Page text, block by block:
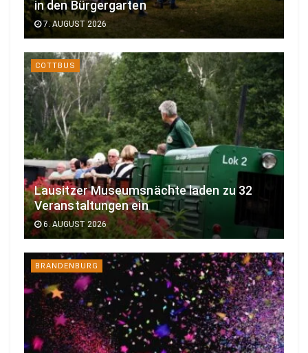
in den Bürgergarten
7. AUGUST 2026
COTTBUS
Lausitzer Museumsnächte laden zu 32
Veranstaltungen ein
6. AUGUST 2026
BRANDENBURG